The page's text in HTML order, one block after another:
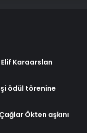
Karaarslan
ödül törenine
Ökten aşkını